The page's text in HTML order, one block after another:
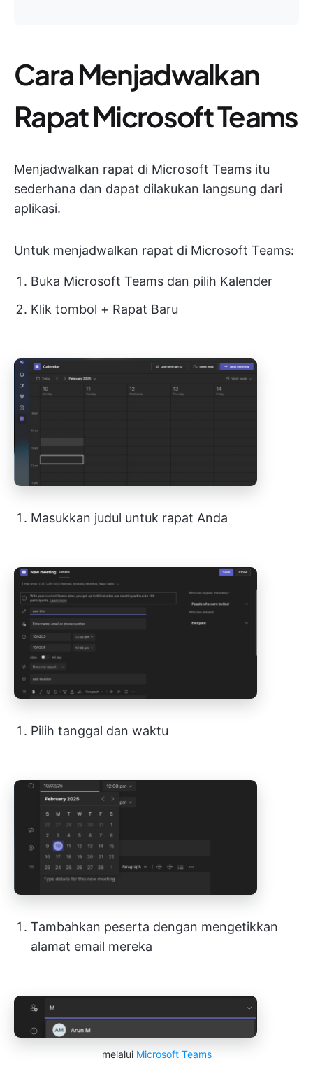
Cara Menjadwalkan
Rapat Microsoft Teams
Menjadwalkan rapat di Microsoft Teams itu
sederhana dan dapat dilakukan langsung dari
aplikasi.
Untuk menjadwalkan rapat di Microsoft Teams:
Buka Microsoft Teams dan pilih Kalender
Klik tombol + Rapat Baru
Masukkan judul untuk rapat Anda
Pilih tanggal dan waktu
Tambahkan peserta dengan mengetikkan
alamat email mereka
melalui Microsoft Teams